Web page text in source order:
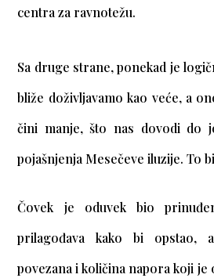
centra za ravnotežu.
Sa druge strane, ponekad je
bliže doživljavamo kao veće, a
čini manje, što nas dovodi do
pojašnjenja Mesečeve iluzije. To
Čovek je oduvek bio
prilagođava kako bi opstao,
povezana i količina napora koji je